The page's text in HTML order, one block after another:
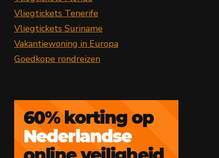
Vliegtickets Tenerife
Vliegtickets Suriname
Vakantiewoning in Europa
Goedkope rondreizen